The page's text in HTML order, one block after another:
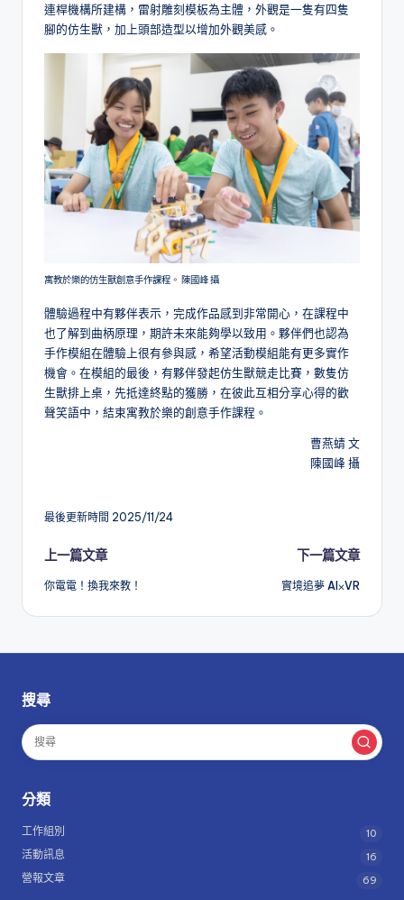
連桿機構所建構，雷射雕刻模板為主體，外觀是一隻有四隻
腳的仿生獸，加上頭部造型以增加外觀美感。
寓教於樂的仿生獸創意手作課程。 陳國峰 攝
體驗過程中有夥伴表示，完成作品感到非常開心，在課程中
也了解到曲柄原理，期許未來能夠學以致用。夥伴們也認為
手作模組在體驗上很有參與感，希望活動模組能有更多實作
機會。在模組的最後，有夥伴發起仿生獸競走比賽，數隻仿
生獸排上桌，先抵達終點的獲勝，在彼此互相分享心得的歡
聲笑語中，結束寓教於樂的創意手作課程。
曹燕蜻 文
陳國峰 攝
最後更新時間 2025/11/24
Post
navigation
上一篇文章
你電電！換我來教！
下一篇文章
實境追夢 AI⨉VR
搜尋
分類
工作組別 10
活動訊息 16
營報文章 69